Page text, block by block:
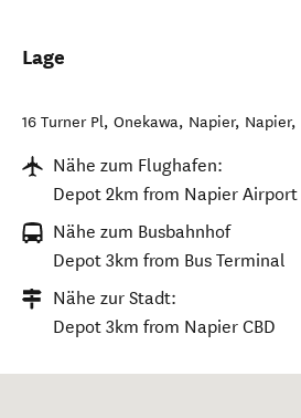
Lage
16 Turner Pl, Onekawa, Napier, Napier,
Nähe zum Flughafen:
Depot 2km from Napier Airport
Nähe zum Busbahnhof
Depot 3km from Bus Terminal
Nähe zur Stadt:
Depot 3km from Napier CBD